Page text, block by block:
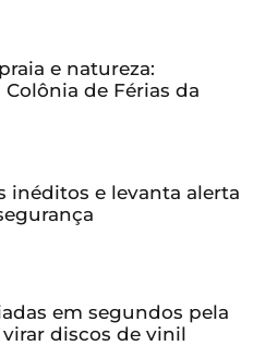
e natureza:
de Férias da
inéditos e levanta alerta
em segundos pela
virar discos de vinil